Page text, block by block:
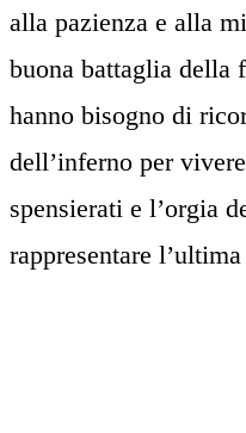
alla pazienza e alla
buona battaglia della
hanno bisogno di
dell’inferno per
spensierati e l’orgia
rappresentare